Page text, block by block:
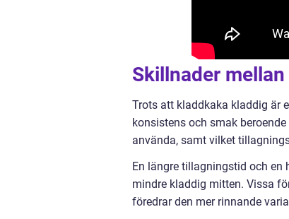
Skillnader
Trots att kladdkaka kladdig är
konsistens och smak
använda, samt vilket
En längre tillagningstid och en
mindre kladdig mitten. Vissa
föredrar den mer rinnande